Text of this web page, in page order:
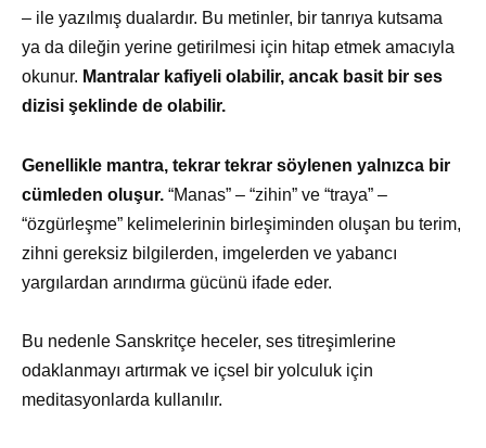
– ile yazılmış dualardır. Bu metinler, bir tanrıya kutsama
ya da dileğin yerine getirilmesi için hitap etmek amacıyla
okunur. Mantralar kafiyeli olabilir, ancak basit bir ses
dizisi şeklinde de olabilir.
Genellikle mantra, tekrar tekrar söylenen yalnızca bir
cümleden oluşur. “Manas” – “zihin” ve “traya” –
“özgürleşme” kelimelerinin birleşiminden oluşan bu terim,
zihni gereksiz bilgilerden, imgelerden ve yabancı
yargılardan arındırma gücünü ifade eder.
Bu nedenle Sanskritçe heceler, ses titreşimlerine
odaklanmayı artırmak ve içsel bir yolculuk için
meditasyonlarda kullanılır.